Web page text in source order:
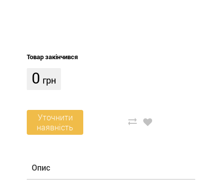
Товар закінчився
0 грн
Уточнити
наявність
Опис